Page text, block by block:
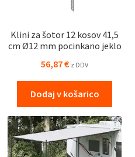
Klini za šotor 12 kosov 41,5
cm Ø12 mm pocinkano jeklo
56,87€ z DDV
Dodaj v košarico